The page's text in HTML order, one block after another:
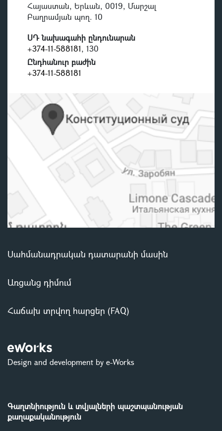
Հայաստան, Երևան, 0019, Մարշալ
Բաղրամյան պող. 10
ՍԴ նախագահի ընդունարան
+374-11-588181, 130
Ընդհանուր բաժին
+374-11-588181
Սահմանադրական դատարանի մասին
Առցանց դիմում
Հաճախ տրվող հարցեր (FAQ)
Design and development by e-Works
Գաղտնիություն և տվյալների պաշտպանության
քաղաքականություն